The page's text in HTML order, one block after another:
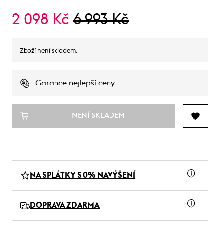
2 098 Kč 6 993 Kč
Zboží není skladem.
Garance nejlepší ceny
NENÍ SKLADEM
NA SPLÁTKY S 0% NAVÝŠENÍ
DOPRAVA ZDARMA